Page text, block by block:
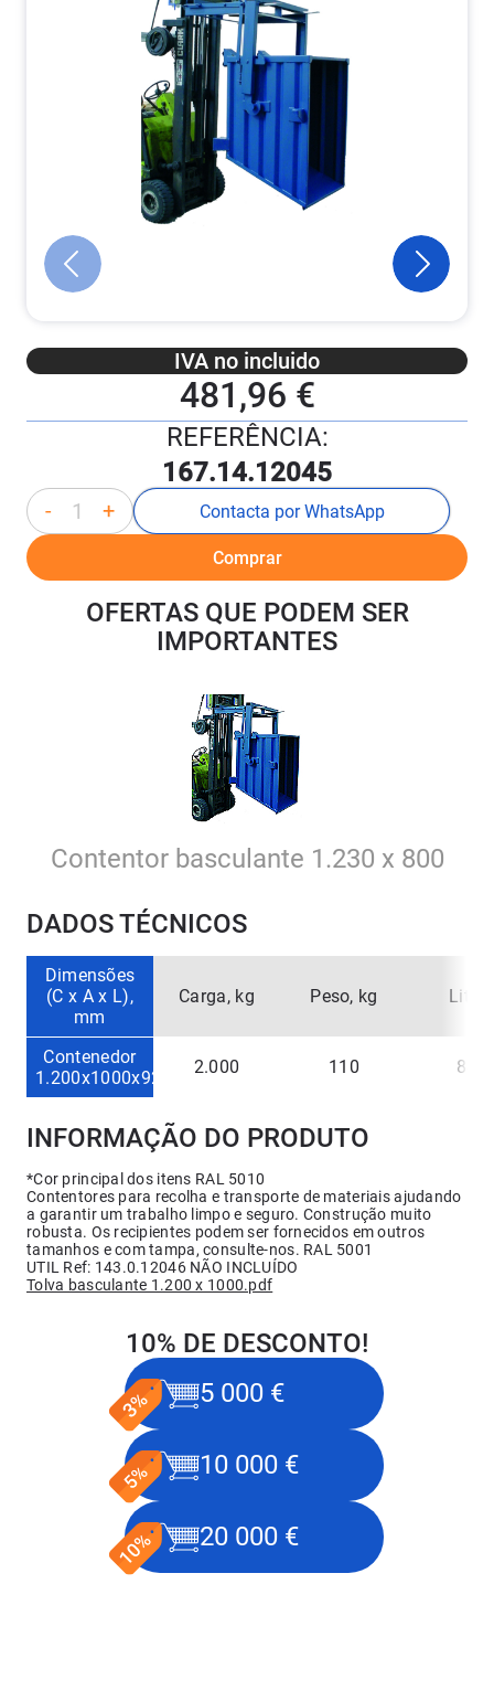
IVA no incluido
481,96 €
REFERÊNCIA:
167.14.12045
- + Contacta por WhatsApp
Comprar
OFERTAS QUE PODEM SER
IMPORTANTES
Contentor basculante 1.230 x 800
DADOS TÉCNICOS
Dimensões
(C x A x L),
mm
Carga, kg Peso, kg Litros
Contenedor
1.200x1000x920
2.000 110 840
INFORMAÇÃO DO PRODUTO
*Cor principal dos itens RAL 5010
Contentores para recolha e transporte de materiais ajudando
a garantir um trabalho limpo e seguro. Construção muito
robusta. Os recipientes podem ser fornecidos em outros
tamanhos e com tampa, consulte-nos. RAL 5001
UTIL Ref: 143.0.12046NÃO INCLUÍDO
Tolva basculante 1.200 x 1000.pdf
10% DE DESCONTO!
5 000 €
10 000 €
20 000 €